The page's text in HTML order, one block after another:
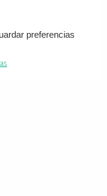
preferencias